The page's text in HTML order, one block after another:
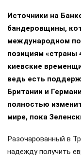
Источники на
бандеровщины,
международном
позициям «страны
киевские
ведь есть
Британии и
полностью
мире, пока
Разочарованный в
надежду получить